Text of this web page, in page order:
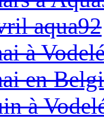
aqua92
à
en
à